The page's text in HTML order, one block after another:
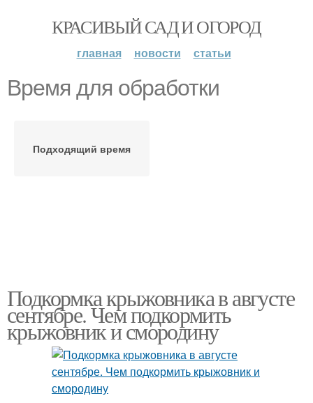
КРАСИВЫЙ САД И ОГОРОД
главная новости статьи
Время для обработки
Подходящий время
Подкормка крыжовника в августе
сентябре. Чем подкормить
крыжовник и смородину